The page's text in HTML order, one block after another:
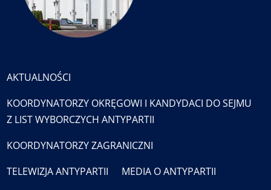
AKTUALNOŚCI
KOORDYNATORZY OKRĘGOWI I KANDYDACI DO SEJMU
Z LIST WYBORCZYCH ANTYPARTII
KOORDYNATORZY ZAGRANICZNI
TELEWIZJA ANTYPARTII
MEDIA O ANTYPARTII